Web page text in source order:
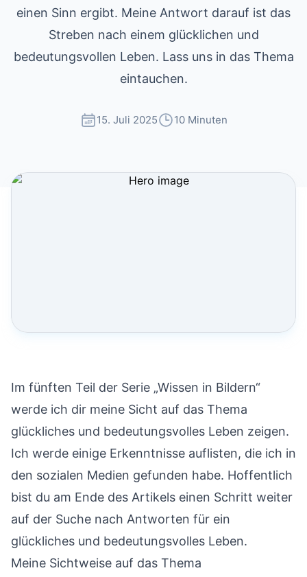
einen Sinn ergibt. Meine Antwort darauf ist das
Streben nach einem glücklichen und
bedeutungsvollen Leben. Lass uns in das Thema
eintauchen.
15. Juli 2025 10 Minuten
Im fünften Teil der Serie „Wissen in Bildern“
werde ich dir meine Sicht auf das Thema
glückliches und bedeutungsvolles Leben zeigen.
Ich werde einige Erkenntnisse auflisten, die ich in
den sozialen Medien gefunden habe. Hoffentlich
bist du am Ende des Artikels einen Schritt weiter
auf der Suche nach Antworten für ein
glückliches und bedeutungsvolles Leben.
Meine Sichtweise auf das Thema